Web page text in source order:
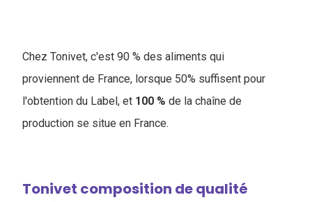
Chez Tonivet, c'est 90 % des aliments qui
proviennent de France, lorsque 50% suffisent pour
l'obtention du Label, et 100 % de la chaîne de
production se situe en France.
Tonivet composition de qualité